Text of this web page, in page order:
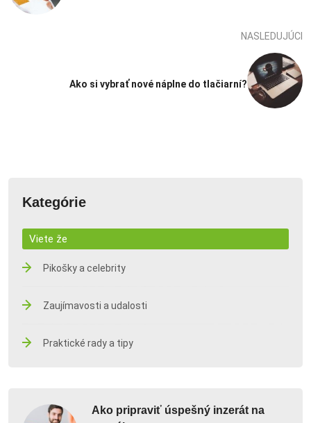
NASLEDUJÚCI
Ako si vybrať nové náplne do tlačiarní?
Kategórie
Viete že
Pikošky a celebrity
Zaujímavosti a udalosti
Praktické rady a tipy
Ako pripraviť úspešný inzerát na